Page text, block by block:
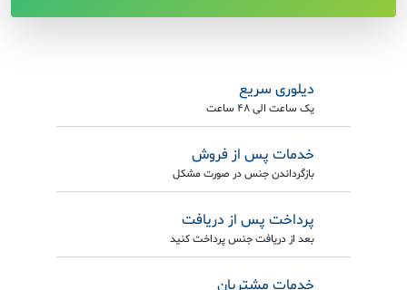
دیلوری سریع
یک ساعت الی 48 ساعت
خدمات پس از فروش
بازگرداندن جنس در صورت مشکل
پرداخت پس از دریافت
بعد از دریافت جنس پرداخت کنید
خدمات مشتریان